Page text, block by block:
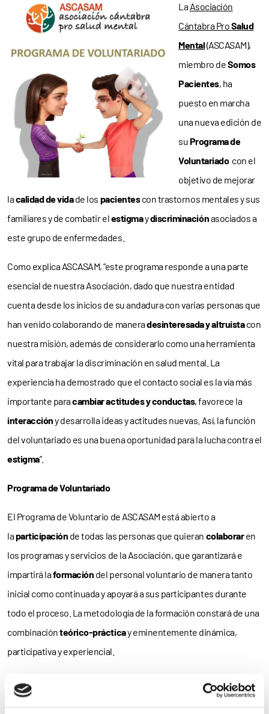
LaAsociación
Cántabra ProSalud
Mental(ASCASAM),
miembro deSomos
Pacientes, ha
puesto en marcha
una nueva edición de
suPrograma de
Voluntariadocon el
objetivo de mejorar
lacalidad de vidade los pacientescon trastornos mentales y sus
familiares y de combatir elestigmaydiscriminaciónasociados a
este grupo de enfermedades.
Como explica ASCASAM, “este programa responde a una parte
esencial de nuestra Asociación, dado que nuestra entidad
cuenta desde los inicios de su andadura con varias personas que
han venido colaborando de maneradesinteresada y altruistacon
nuestra misión, además de considerarlo como una herramienta
vital para trabajar la discriminación en salud mental. La
experiencia ha demostrado que el contacto social es la vía más
importante paracambiar actitudes y conductas, favorece la
interaccióny desarrolla ideas y actitudes nuevas. Así, la función
del voluntariado es una buena oportunidad para la lucha contra el
estigma”.
Programa de Voluntariado
El Programa de Voluntario de ASCASAM está abierto a
laparticipación de todas las personas que quieran colaboraren
los programas y servicios de la Asociación, que garantizará e
impartirá laformación del personal voluntario de manera tanto
inicial como continuada y apoyará a sus participantes durante
todo el proceso. La metodología de la formación constará de una
combinaciónteórico-prácticay eminentemente dinámica,
participativa y experiencial.
Como destaca ASCASAM, “desde nuestra Asociación animamos
participar a cualquier persona que esté interesada en el tema sin